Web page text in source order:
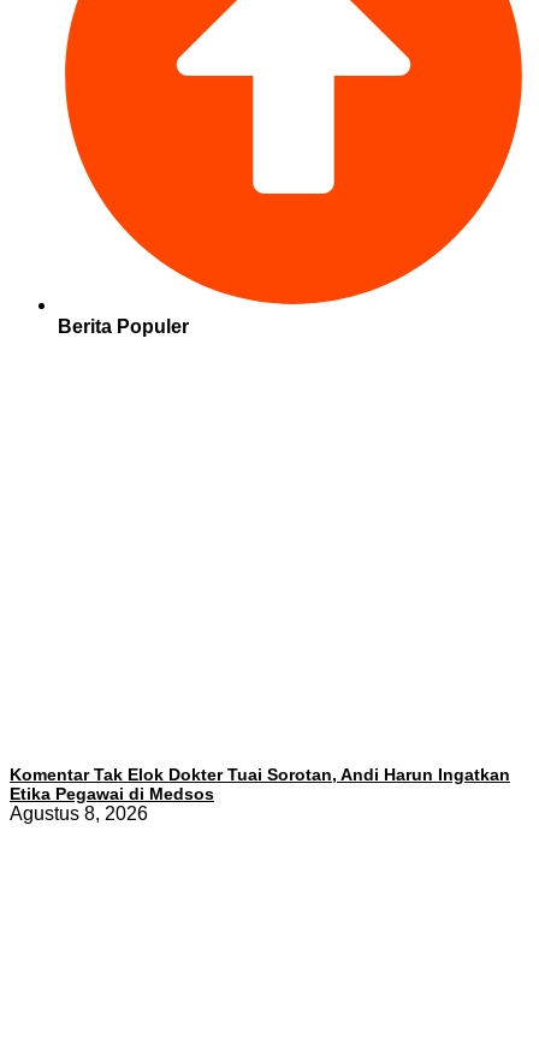
Berita Populer
Komentar Tak Elok Dokter Tuai Sorotan, Andi Harun Ingatkan
Etika Pegawai di Medsos
Agustus 8, 2026